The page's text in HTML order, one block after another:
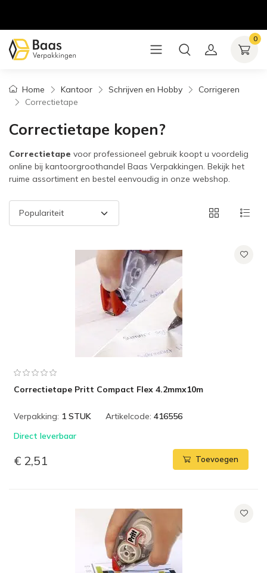
0
Home Kantoor Schrijven en Hobby
Corrigeren
Correctietape
Correctietape kopen?
Correctietape voor professioneel gebruik koopt u voordelig
online bij kantoorgroothandel Baas Verpakkingen. Bekijk het
ruime assortiment en bestel eenvoudig in onze webshop.
Correctietape Pritt Compact Flex 4.2mmx10m
Verpakking: 1 STUK Artikelcode: 416556
Direct leverbaar
€ 2,51 Toevoegen